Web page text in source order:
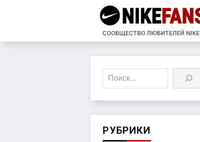
СООБЩЕСТВО ЛЮБИТЕЛЕЙ NIKE
Поиск
РУБРИКИ